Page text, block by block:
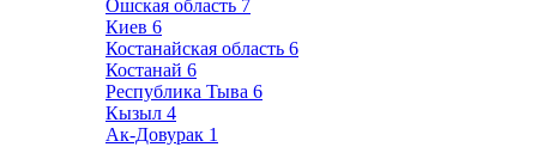
Ошская область 7
Киев 6
Костанайская область 6
Костанай 6
Республика Тыва 6
Кызыл 4
Ак-Довурак 1